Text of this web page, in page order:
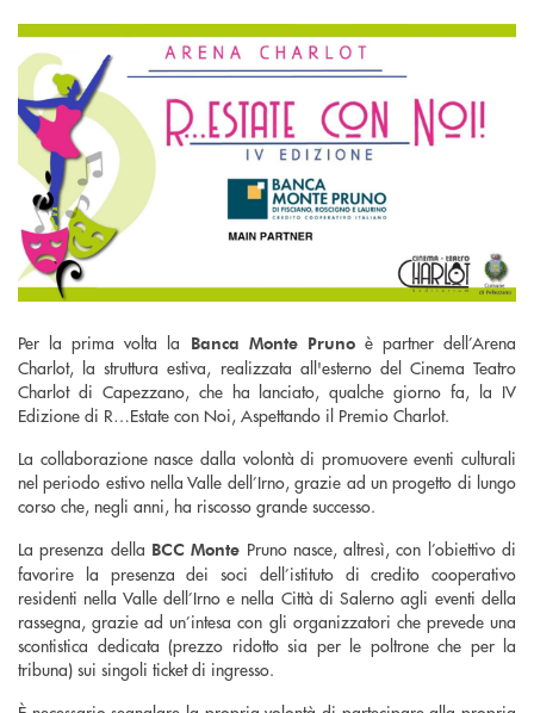
Per la prima volta la Banca Monte Prunoè partner dell’Arena
Charlot, la struttura estiva, realizzata all'esterno del Cinema Teatro
Charlot di Capezzano, che ha lanciato, qualche giorno fa, la IV
Edizione di R…Estate con Noi, Aspettando il Premio Charlot.
La collaborazione nasce dalla volontà di promuovere eventi culturali
nel periodo estivo nella Valle dell’Irno, grazie ad un progetto di lungo
corso che, negli anni, ha riscosso grande successo.
La presenza della BCC Monte Pruno nasce, altresì, con l’obiettivo di
favorire la presenza dei soci dell’istituto di credito cooperativo
residenti nella Valle dell’Irno e nella Città di Salerno agli eventi della
rassegna, grazie ad un’intesa con gli organizzatori che prevede una
scontistica dedicata (prezzo ridotto sia per le poltrone che per la
tribuna) sui singoli ticket di ingresso.